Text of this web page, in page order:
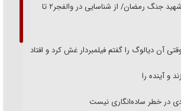
از گمنام‌ترین فرماندهان شهید جنگ رمضان/ از شناسایی در والفجر۲ تا
آن دیالوگ را گفتم فیلمبردار غش کرد و افتاد
و آینده را
در خطر ساده‌انگاری نیست